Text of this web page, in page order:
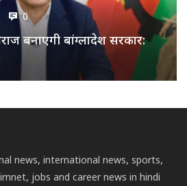
0
बनाएगी बांग्लादेश सरकार:
news, international news, sports,
jobs and career news in hindi